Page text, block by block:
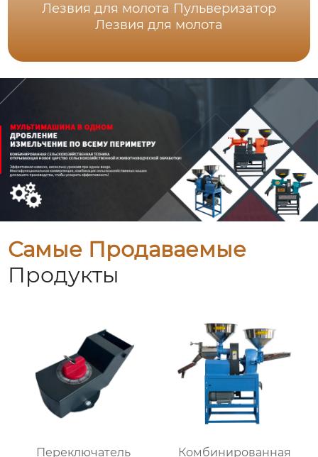
Лезвия для молота Пульверизатор
Лезвия для молота
Самые Продаваемые
Продукты
Переключатель Комбинированная